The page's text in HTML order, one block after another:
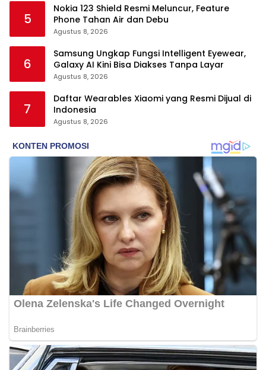
5
Nokia 123 Shield Resmi Meluncur, Feature
Phone Tahan Air dan Debu
Agustus 8, 2026
6
Samsung Ungkap Fungsi Intelligent Eyewear,
Galaxy AI Kini Bisa Diakses Tanpa Layar
Agustus 8, 2026
7
Daftar Wearables Xiaomi yang Resmi Dijual di
Indonesia
Agustus 8, 2026